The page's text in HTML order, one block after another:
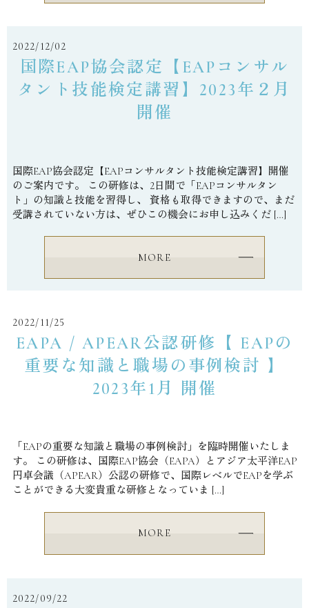
2022/12/02
国際EAP協会認定【EAPコンサル
タント技能検定講習】2023年２月
開催
国際EAP協会認定【EAPコンサルタント技能検定講習】開催
のご案内です。 この研修は、2日間で「EAPコンサルタン
ト」の知識と技能を習得し、 資格も取得できますので、まだ
受講されていない方は、ぜひこの機会にお申し込みくだ […]
MORE
2022/11/25
EAPA / APEAR公認研修【 EAPの
重要な知識と職場の事例検討 】
2023年1月 開催
「EAPの重要な知識と職場の事例検討」を臨時開催いたしま
す。 ⁡この研修は、国際EAP協会（EAPA）とアジア太平洋EAP
円卓会議（APEAR）公認の研修で、国際レベルでEAPを学ぶ
ことができる大変貴重な研修となっていま […]
MORE
2022/09/22